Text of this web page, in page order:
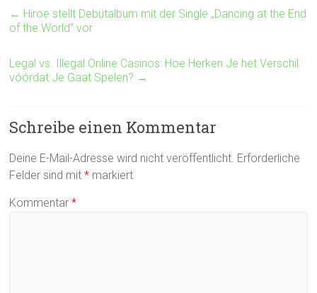
← Hiroe stellt Debütalbum mit der Single „Dancing at the End
of the World“ vor
Legal vs. Illegal Online Casinos: Hoe Herken Je het Verschil
vóórdat Je Gaat Spelen? →
Schreibe einen Kommentar
Deine E-Mail-Adresse wird nicht veröffentlicht. Erforderliche
Felder sind mit* markiert
Kommentar*